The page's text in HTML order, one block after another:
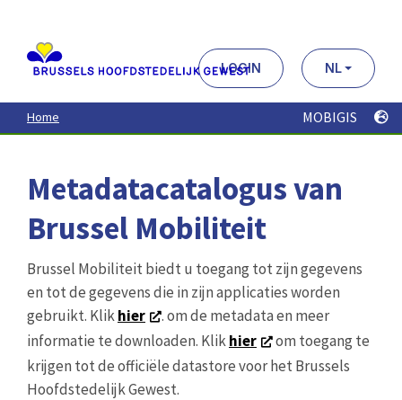
contenu
principal
LOGIN NL
Home MOBIGIS
Metadatacatalogus van
Brussel Mobiliteit
Brussel Mobiliteit biedt u toegang tot zijn gegevens
en tot de gegevens die in zijn applicaties worden
gebruikt. Klikhier
. om de metadata en meer
informatie te downloaden. Klikhier
om toegang te
krijgen tot de officiële datastore voor het Brussels
Hoofdstedelijk Gewest.